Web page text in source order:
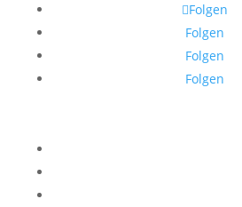
Folgen
Folgen
Folgen
Folgen